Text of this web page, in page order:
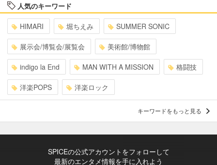
人気のキーワード
HIMARI 堀ちえみ SUMMER SONIC
展示会/博覧会/展覧会 美術館/博物館
indigo la End MAN WITH A MISSION 格闘技
洋楽POPS 洋楽ロック
キーワードをもっと見る
SPICEの公式アカウントをフォローして
最新のエンタメ情報を手に入れよう